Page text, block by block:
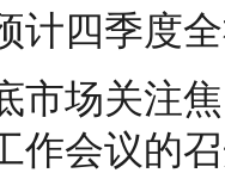
计四季度
市场关注
作会议的